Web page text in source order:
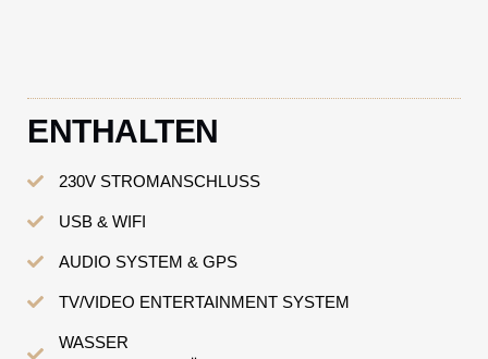
ENTHALTEN
230V STROMANSCHLUSS
USB & WIFI
AUDIO SYSTEM & GPS
TV/VIDEO ENTERTAINMENT SYSTEM
WASSER